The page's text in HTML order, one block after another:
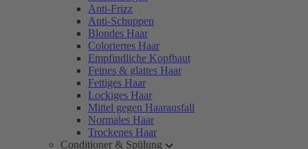
Anti-Frizz
Anti-Schuppen
Blondes Haar
Coloriertes Haar
Empfindliche Kopfhaut
Feines & glattes Haar
Fettiges Haar
Lockiges Haar
Mittel gegen Haarausfall
Normales Haar
Trockenes Haar
Conditioner & Spülung